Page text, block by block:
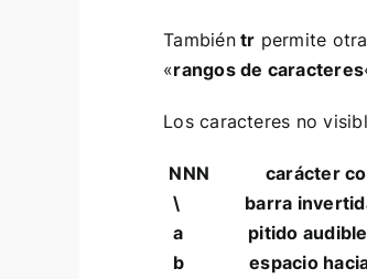
Tambiéntr permite
«rangos de caracteres
Los caracteres no
NNN carácter con
\ barra
a pitido audible
b espacio hacia